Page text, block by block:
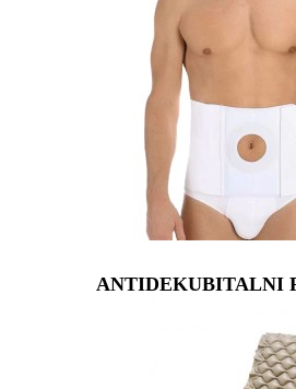
ANTIDEKUBITALNI